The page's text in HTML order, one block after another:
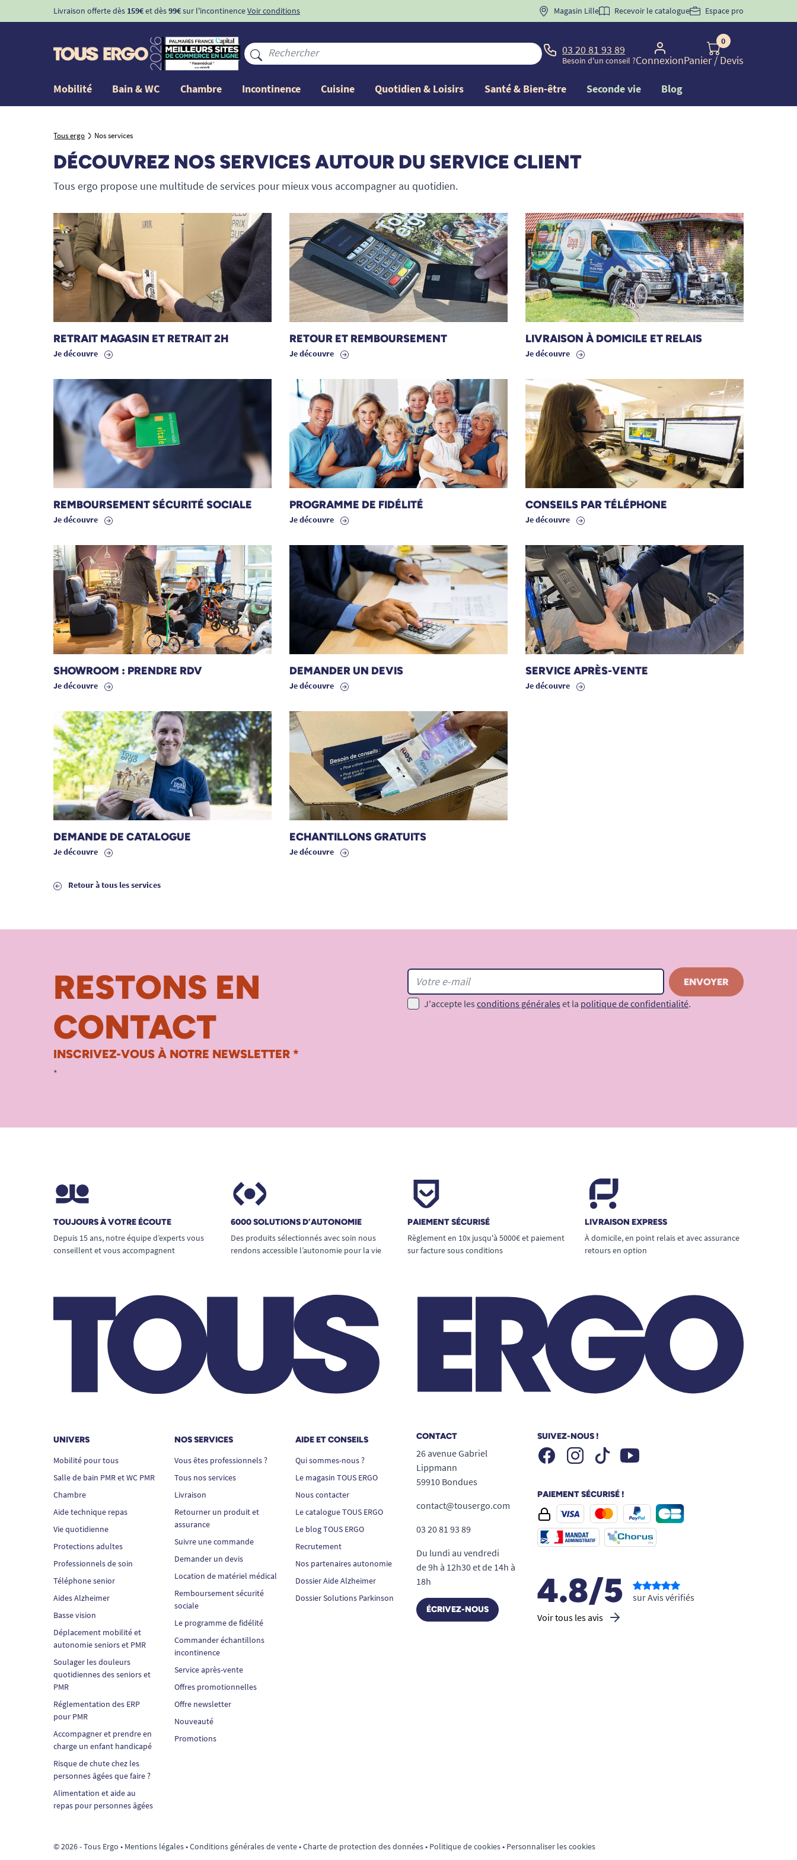
Livraison offerte dès 159€et dès99€sur l'incontinenceVoir conditions BIENVENUE" pourla 1ère commande d'incontinence
Magasin Lille Recevoir le catalogue Espace pro
03 20 81 93 89
Besoin d'un conseil ?Connexion
0
Panier/ Devis
Mobilité Bain & WC Chambre Incontinence Cuisine Quotidien & Loisirs Santé & Bien-être Seconde vie Blog
Tous ergo Nos services
DÉCOUVREZ NOS SERVICES AUTOUR DU SERVICE CLIENT
Tous ergo propose une multitude de services pour mieux vous accompagner au quotidien.
RETRAIT MAGASIN ET RETRAIT 2H
Je découvre
RETOUR ET REMBOURSEMENT
Je découvre
LIVRAISON À DOMICILE ET RELAIS
Je découvre
REMBOURSEMENT SÉCURITÉ SOCIALE
Je découvre
PROGRAMME DE FIDÉLITÉ
Je découvre
CONSEILS PAR TÉLÉPHONE
Je découvre
SHOWROOM : PRENDRE RDV
Je découvre
DEMANDER UN DEVIS
Je découvre
SERVICE APRÈS-VENTE
Je découvre
DEMANDE DE CATALOGUE
Je découvre
ECHANTILLONS GRATUITS
Je découvre
Retour à tous les services
RESTONS EN
CONTACT
INSCRIVEZ-VOUS À NOTRE NEWSLETTER *
*
J'accepte les conditions générales et la politique de confidentialité.
TOUJOURS À VOTRE ÉCOUTE
Depuis 15 ans, notre équipe d’experts vous
conseillent et vous accompagnent
6000 SOLUTIONS D’AUTONOMIE
Des produits sélectionnés avec soin nous
rendons accessible l’autonomie pour la vie
PAIEMENT SÉCURISÉ
Règlement en 10x jusqu'à 5000€ et paiement
sur facture sous conditions
LIVRAISON EXPRESS
À domicile, en point relais et avec assurance
retours en option
UNIVERS
Mobilité pour tous
Salle de bain PMR et WC PMR
Chambre
Aide technique repas
Vie quotidienne
Protections adultes
Professionnels de soin
Téléphone senior
Aides Alzheimer
Basse vision
Déplacement mobilité et
autonomie seniors et PMR
Soulager les douleurs
quotidiennes des seniors et
PMR
Réglementation des ERP
pour PMR
Accompagner et prendre en
charge un enfant handicapé
Risque de chute chez les
personnes âgées que faire ?
Alimentation et aide au
repas pour personnes âgées
NOS SERVICES
Vous êtes professionnels ?
Tous nos services
Livraison
Retourner un produit et
assurance
Suivre une commande
Demander un devis
Location de matériel médical
Remboursement sécurité
sociale
Le programme de fidélité
Commander échantillons
incontinence
Service après-vente
Offres promotionnelles
Offre newsletter
Nouveauté
Promotions
AIDE ET CONSEILS
Qui sommes-nous ?
Le magasin TOUS ERGO
Nous contacter
Le catalogue TOUS ERGO
Le blog TOUS ERGO
Recrutement
Nos partenaires autonomie
Dossier Aide Alzheimer
Dossier Solutions Parkinson
CONTACT
26 avenue Gabriel
Lippmann
59910 Bondues
contact@tousergo.com
03 20 81 93 89
Du lundi au vendredi
de 9h à 12h30 et de 14h à
18h
ÉCRIVEZ-NOUS
SUIVEZ-NOUS !
FacebookInstagramTiktok Youtube
PAIEMENT SÉCURISÉ !
4.8/5
Voir tous les avis
sur Avis vérifiés
© 2026 - Tous Ergo • Mentions légales•Conditions générales de vente•Charte de protection des données• Politique de cookies• Personnaliser les cookies